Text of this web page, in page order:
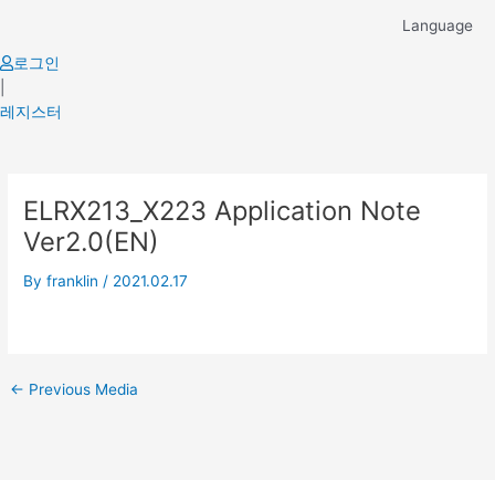
content
Language
로그인
레지스터
ELRX213_X223 Application Note
Ver2.0(EN)
Byfranklin / 2021.02.17
navigation
← Previous Media